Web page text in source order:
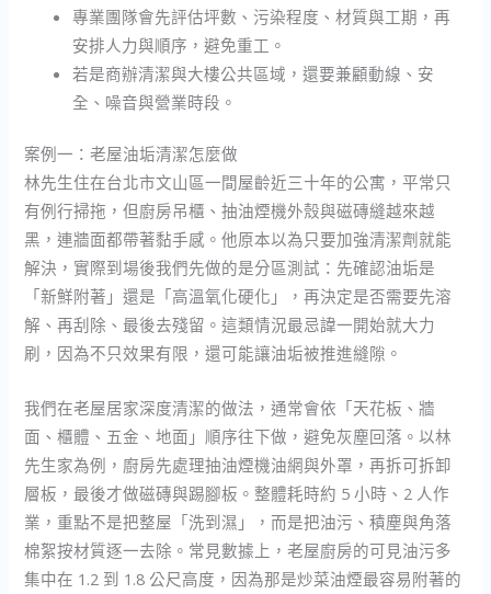
專業團隊會先評估坪數、污染程度、材質與工期，再
安排人力與順序，避免重工。
若是商辦清潔與大樓公共區域，還要兼顧動線、安
全、噪音與營業時段。
案例一：老屋油垢清潔怎麼做
林先生住在台北市文山區一間屋齡近三十年的公寓，平常只
有例行掃拖，但廚房吊櫃、抽油煙機外殼與磁磚縫越來越
黑，連牆面都帶著黏手感。他原本以為只要加強清潔劑就能
解決，實際到場後我們先做的是分區測試：先確認油垢是
「新鮮附著」還是「高溫氧化硬化」，再決定是否需要先溶
解、再刮除、最後去殘留。這類情況最忌諱一開始就大力
刷，因為不只效果有限，還可能讓油垢被推進縫隙。
我們在老屋居家深度清潔的做法，通常會依「天花板、牆
面、櫃體、五金、地面」順序往下做，避免灰塵回落。以林
先生家為例，廚房先處理抽油煙機油網與外罩，再拆可拆卸
層板，最後才做磁磚與踢腳板。整體耗時約 5 小時、2 人作
業，重點不是把整屋「洗到濕」，而是把油污、積塵與角落
棉絮按材質逐一去除。常見數據上，老屋廚房的可見油污多
集中在 1.2 到 1.8 公尺高度，因為那是炒菜油煙最容易附著的